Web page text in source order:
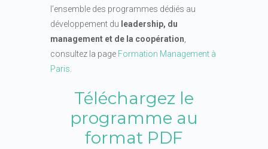
l’ensemble des programmes dédiés au
développement du leadership, du
management et de la coopération,
consultez la page Formation Management à
Paris.
Téléchargez le
programme au
format PDF